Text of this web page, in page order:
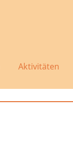
Aktivitäten